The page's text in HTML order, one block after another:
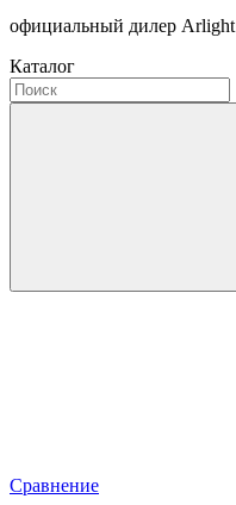
официальный дилер Arlight
Каталог
Сравнение